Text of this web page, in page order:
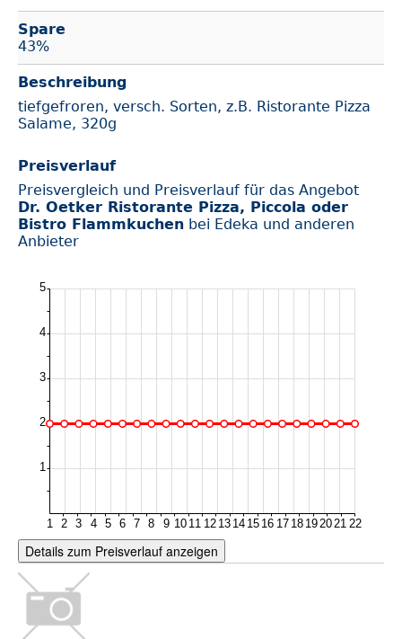
Spare
43%
Beschreibung
tiefgefroren, versch. Sorten, z.B. Ristorante Pizza
Salame, 320g
Preisverlauf
Preisvergleich und Preisverlauf für das Angebot
Dr. Oetker Ristorante Pizza, Piccola oder
Bistro Flammkuchen bei Edeka und anderen
Anbieter
Details zum Preisverlauf anzeigen